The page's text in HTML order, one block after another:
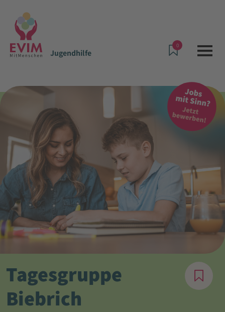
Jugendhilfe
0
Angebote & Leistungen
Jugendhilfe
Tagesgruppe Biebrich
Tagesgruppe
Biebrich